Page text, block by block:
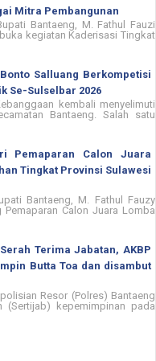
Mitra Pembangunan
Bantaeng, M. Fathul Fauzi
kegiatan Kaderisasi Tingkat
Salluang Berkompetisi
Se-Sulselbar 2026
kembali menyelimuti
Bantaeng. Salah satu
Pemaparan Calon Juara
Tingkat Provinsi Sulawesi
Bantaeng, M. Fathul Fauzy
Calon Juara Lomba
Terima Jabatan, AKBP
Butta Toa dan disambut
Resor (Polres) Bantaeng
(Sertijab) kepemimpinan pada